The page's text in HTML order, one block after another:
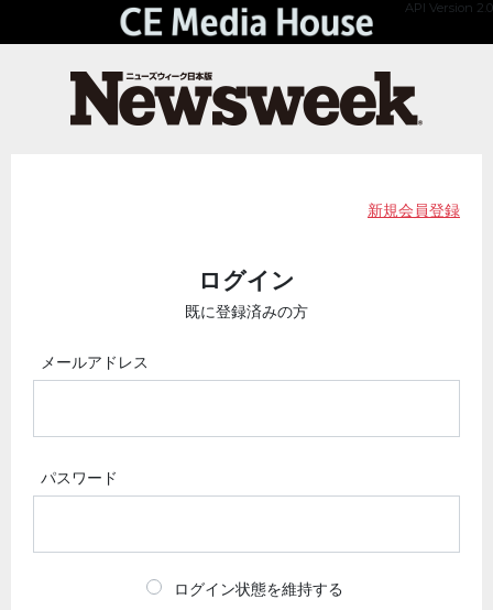
API Version 2.0
新規会員登録
ログイン
既に登録済みの方
メールアドレス
パスワード
ログイン状態を維持する